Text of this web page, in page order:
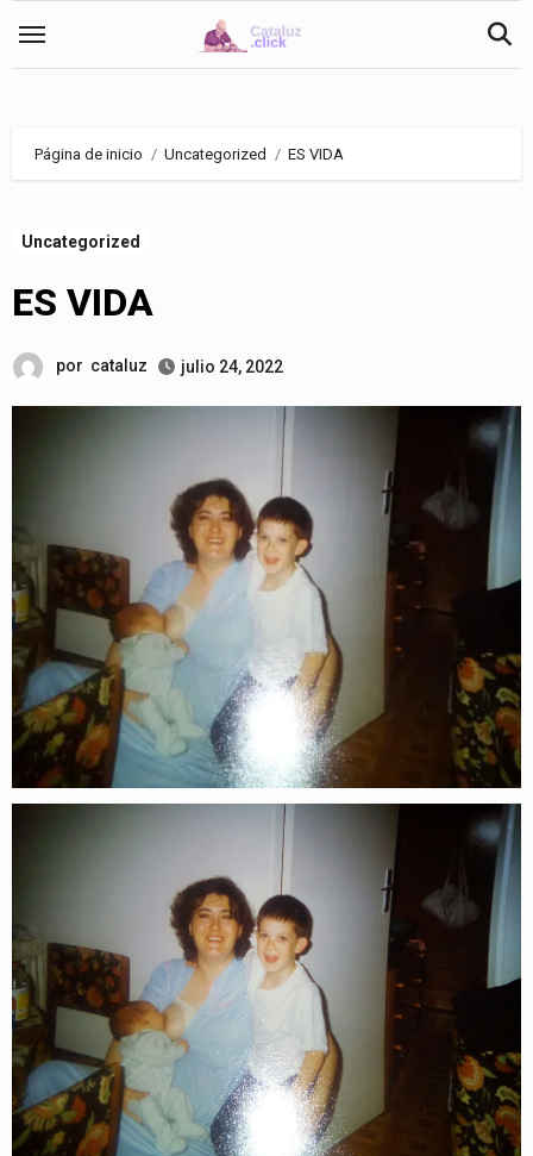
Página de inicio Uncategorized ES VIDA
Uncategorized
ES VIDA
por cataluz julio 24, 2022